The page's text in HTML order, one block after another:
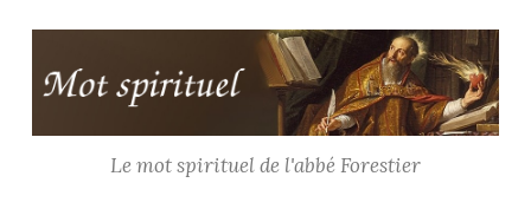
contenu
Le mot spirituel de l'abbé Forestier